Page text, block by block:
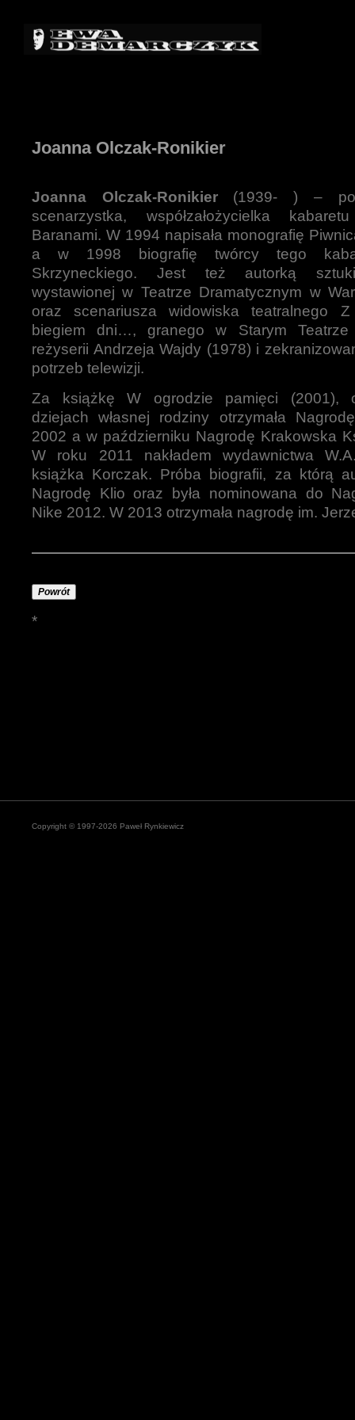
Joanna Olczak-Ronikier
Joanna Olczak-Ronikier(1939- ) –
scenarzystka, współzałożycielka
Baranami. W 1994 napisała monografię
a w 1998 biografię twórcy tego
Skrzyneckiego. Jest też autorką
wystawionej w Teatrze Dramatycznym w
oraz scenariusza widowiska teatralnego
biegiem dni…, granego w Starym
reżyserii Andrzeja Wajdy (1978) i
potrzeb telewizji.
Za książkę W ogrodzie pamięci (2001),
dziejach własnej rodziny otrzymała
2002 a w październiku Nagrodę Krakowska
W roku 2011 nakładem wydawnictwa
książka Korczak. Próba biografii, za którą
Nagrodę Klio oraz była nominowana do
Nike 2012. W 2013 otrzymała nagrodę im.
Powrót
*
Copyright © 1997-2026 Paweł Rynkiewicz